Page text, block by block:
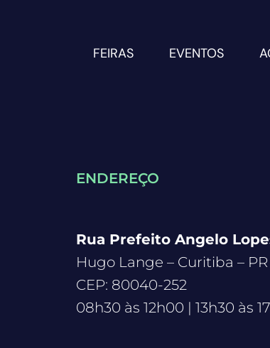
FEIRAS EVENTOS
ENDEREÇO
Rua Prefeito Angelo
Hugo Lange – Curitiba – PR
CEP: 80040-252
08h30 às 12h00 | 13h30 às